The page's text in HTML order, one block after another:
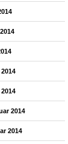
2014
2014